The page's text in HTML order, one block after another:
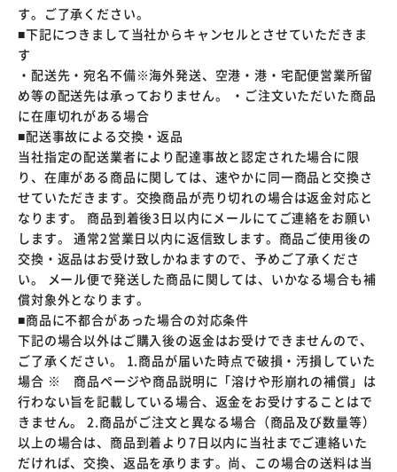
す。ご了承ください。
■下記につきまして当社からキャンセルとさせていただきま
す
・配送先・宛名不備※海外発送、空港・港・宅配便営業所留
め等の配送先は承っておりません。 ・ご注文いただいた商品
に在庫切れがある場合
■配送事故による交換・返品
当社指定の配送業者により配達事故と認定された場合に限
り、在庫がある商品に関しては、速やかに同一商品と交換さ
せていただきます。交換商品が売り切れの場合は返金対応と
なります。 商品到着後3日以内にメールにてご連絡をお願い
します。 通常2営業日以内に返信致します。商品ご使用後の
交換・返品はお受け致しかねますので、予めご了承くださ
い。 メール便で発送した商品に関しては、いかなる場合も補
償対象外となります。
■商品に不都合があった場合の対応条件
下記の場合以外はご購入後の返金はお受けできませんので、
ご了承ください。 1.商品が届いた時点で破損・汚損していた
場合 ※ 商品ページや商品説明に「溶けや形崩れの補償」は
行わない旨を記載している場合、返金をお受けすることはで
きません。 2.商品がご注文と異なる場合（商品及び数量等）
以上の場合は、商品到着より7日以内に当社までご連絡いた
だければ、交換、返品を承ります。尚、この場合の送料は当